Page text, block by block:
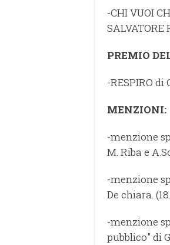
-CHI VUOI
SALVATORE
PREMIO
-RESPIRO di
MENZIONI:
-menzione
M. Riba e
-menzione
De chiara.
-menzione
pubblico" di